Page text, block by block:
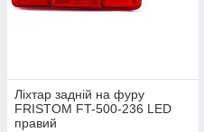
Ліхтар задній на фуру
FRISTOM FT-500-236 LED
правий